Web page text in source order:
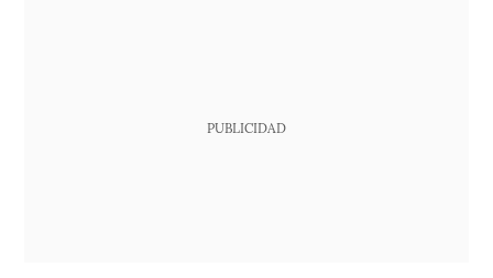
PUBLICIDAD